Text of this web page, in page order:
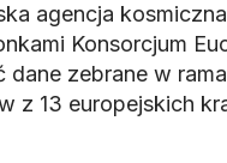
agencja
Konsorcjum
dane zebrane w
z 13 europejskich